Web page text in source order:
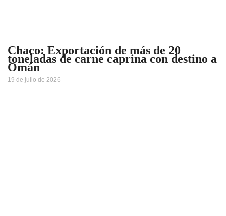
Chaco: Exportación de más de 20
toneladas de carne caprina con destino a
Omán
19 de julio de 2026